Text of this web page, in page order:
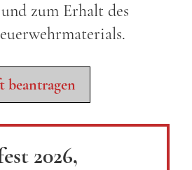
zum Erhalt des
beantragen
2026,